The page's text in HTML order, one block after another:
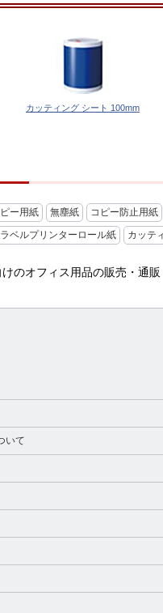
カッティング シート 100mm
ー用紙 無塵紙 コピー防止用紙
ラベルプリンターロール紙 カッテ
のオフィス用品の販売・通
いて